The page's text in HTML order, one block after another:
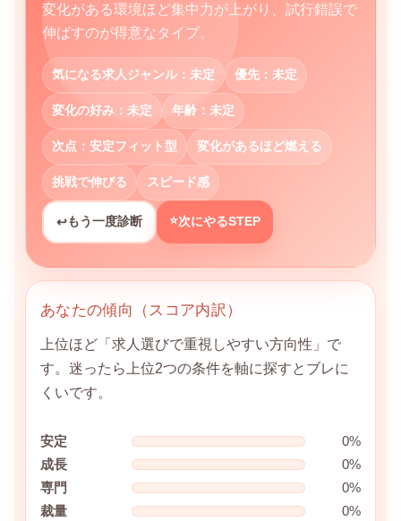
変化がある環境ほど集中力が上がり、試行錯誤で
伸ばすのが得意なタイプ。
気になる求人ジャンル：未定 優先：未定
変化の好み：未定 年齢：未定
次点：安定フィット型 変化があるほど燃える
挑戦で伸びる スピード感
↩もう一度診断 ⭐次にやるSTEP
あなたの傾向（スコア内訳）
上位ほど「求人選びで重視しやすい方向性」で
す。迷ったら上位2つの条件を軸に探すとブレに
くいです。
安定
0%
成長
0%
専門
0%
裁量
0%